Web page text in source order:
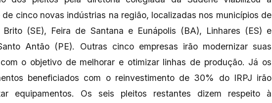
de cinco novas indústrias na região, localizadas nos municípios de
Brito (SE), Feira de Santana e Eunápolis (BA), Linhares (ES) e
Antão (PE). Outras cinco empresas irão modernizar suas
o objetivo de melhorar e otimizar linhas de produção. Já os
beneficiados com o reinvestimento de 30% do IRPJ irão
equipamentos. Os seis pleitos restantes dizem respeito à